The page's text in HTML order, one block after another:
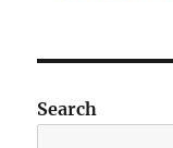
Search